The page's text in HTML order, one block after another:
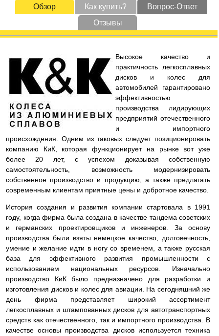
Обзор Как купить?
Вопрос-Ответ
Отзывы
Высокое качество и
практичность легкосплавных
дисков и колес для
автомобилей гарантировано
эффективностью
производства лидирующих
предприятий отечественного
и импортного
происхождения. Одним из таковых следует позиционировать
компанию КиК, которая функционирует на рынке вот уже
более 20 лет, с успехом доказывая собственную
самостоятельность, возможность модернизировать
собственное производство и продукцию, а также предлагать
современным клиентам приятные цены и добротное качество.
История создания и развития компании стартовала в 1991
году, когда фирма была создана в качестве тандема советских
и германских проектировщиков и инженеров. За основу
производства были взяты немецкое качество, долговечность,
умение и желание идти в ногу со временем, а также русская
база для эффективного развития промышленности с
использованием национальных ресурсов. Изначально
производство КиК было предназначено для разработки и
изготовления дисков и колес для авиации. На сегодняшний же
день фирма представляет широкий ассортимент
легкосплавных и штампованных дисков для автотранспортных
средств как отечественного, так и импортного производства. В
качестве основы производства дисков используется техника